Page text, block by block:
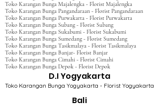
Toko Karangan Bunga Majalengka - Florist Majalengka
Toko Karangan Bunga Pangandaraan - Florist Pangandaraan
Toko Karangan Bunga Purwakarta - Florist Purwakarta
Toko Karangan Bunga Subang - Florist Subang
Toko Karangan Bunga Sukabumi - Florist Sukabumi
Toko Karangan Bunga Sumedang - Florist Sumedang
Toko Karangan Bunga Tasikmalaya - Florist Tasikmalaya
Toko Karangan Bunga Banjar- Florist Banjar
Toko Karangan Bunga Cimahi - Florist Cimahi
Toko Karangan Bunga Depok - Florist Depok
D.I Yogyakarta
Toko Karangan Bunga Yogyakarta - Florist Yogyakarta
Bali